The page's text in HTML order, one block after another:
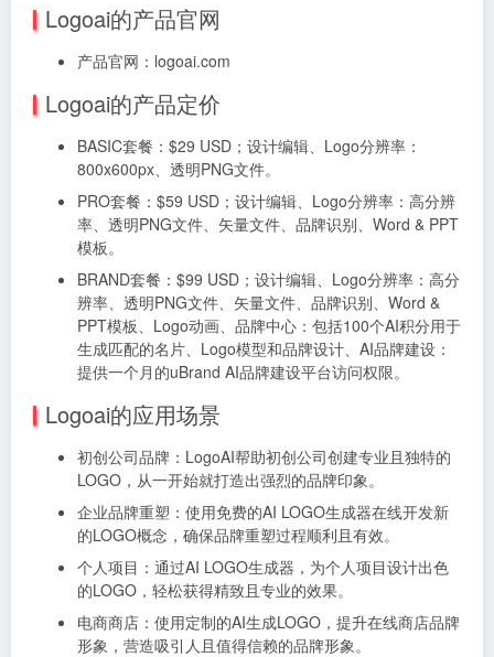
Logoai的产品官网
产品官网：logoai.com
Logoai的产品定价
BASIC套餐： $29 USD； 设计编辑、 Logo分辨率：
800x600px、 透明PNG文件。
PRO套餐： $59 USD； 设计编辑、 Logo分辨率：高分辨
率、 透明PNG文件、 矢量文件、 品牌识别、 Word & PPT
模板。
BRAND套餐： $99 USD； 设计编辑、 Logo分辨率：高分
辨率、 透明PNG文件、 矢量文件、 品牌识别、 Word &
PPT模板、 Logo动画、 品牌中心：包括100个AI积分用于
生成匹配的名片、Logo模型和品牌设计、 AI品牌建设：
提供一个月的uBrand AI品牌建设平台访问权限。
Logoai的应用场景
初创公司品牌：LogoAI帮助初创公司创建专业且独特的
LOGO，从一开始就打造出强烈的品牌印象。
企业品牌重塑：使用免费的AI LOGO生成器在线开发新
的LOGO概念，确保品牌重塑过程顺利且有效。
个人项目：通过AI LOGO生成器，为个人项目设计出色
的LOGO，轻松获得精致且专业的效果。
电商商店：使用定制的AI生成LOGO，提升在线商店品牌
形象，营造吸引人且值得信赖的品牌形象。